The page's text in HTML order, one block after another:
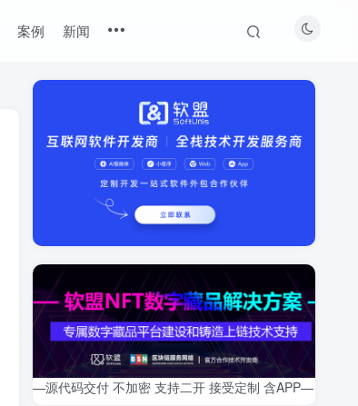
案例 新闻
—源代码交付 不加密 支持二开 接受定制 含APP—